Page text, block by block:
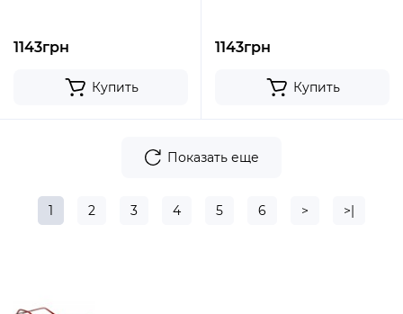
1143грн
Купить
1143грн
Купить
Показать еще
1 2 3 4 5 6 > >|